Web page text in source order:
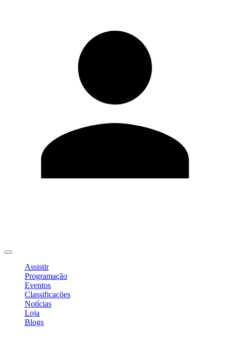
Assistir
Programação
Eventos
Classificações
Notícias
Loja
Blogs